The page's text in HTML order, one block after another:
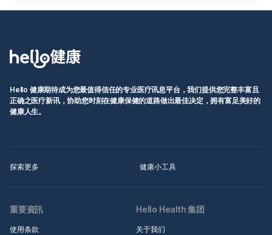
Hello 健康期待成为您最值得信任的专业医疗讯息平台，我们提供您完整丰富且
正确之医疗新讯，协助您时刻在健康保健的道路做出最佳决定，拥有富足美好的
健康人生。
探索更多 健康小工具
重要資訊
使用条款
Hello Health 集团
关于我们